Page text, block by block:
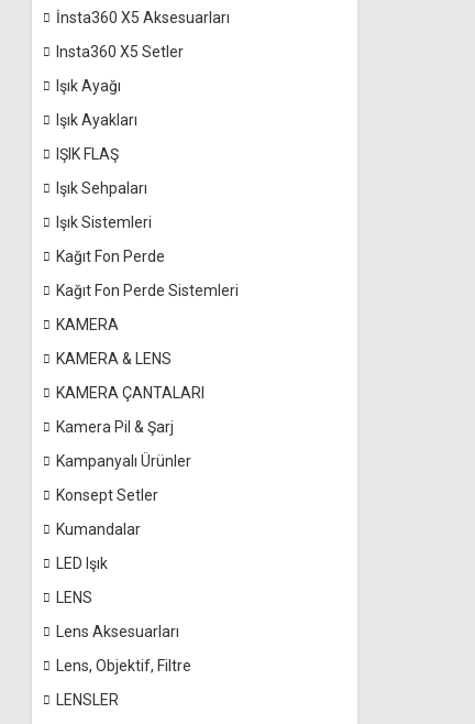
İnsta360 X5 Aksesuarları
Insta360 X5 Setler
Işık Ayağı
Işık Ayakları
IŞIK FLAŞ
Işık Sehpaları
Işık Sistemleri
Kağıt Fon Perde
Kağıt Fon Perde Sistemleri
KAMERA
KAMERA & LENS
KAMERA ÇANTALARI
Kamera Pil & Şarj
Kampanyalı Ürünler
Konsept Setler
Kumandalar
LED Işık
LENS
Lens Aksesuarları
Lens, Objektif, Filtre
LENSLER